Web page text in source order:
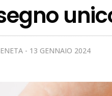
13 GENNAIO 2024